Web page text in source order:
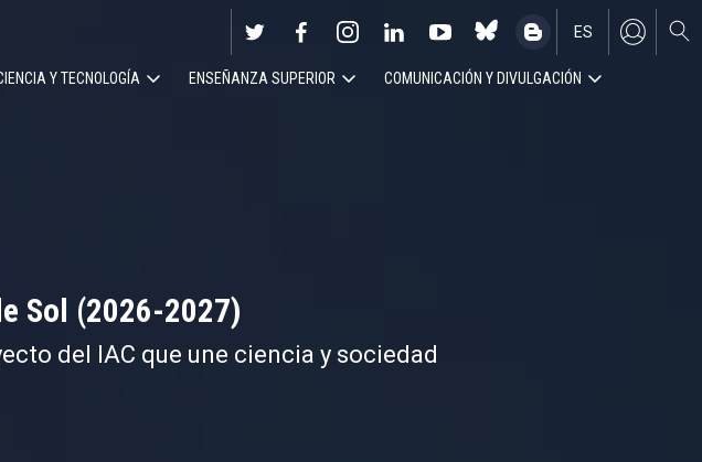
EN
ES
Y TECNOLOGÍA ENSEÑANZA SUPERIOR COMUNICACIÓN Y DIVULGACIÓN
Sol (2026-2027)
del IAC que une ciencia y sociedad